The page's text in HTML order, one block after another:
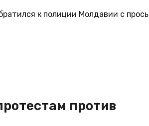
к полиции Молдавии с
против